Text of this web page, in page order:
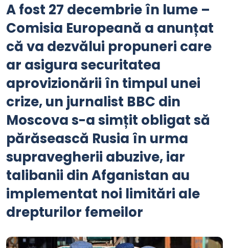
A fost 27 decembrie în lume –
Comisia Europeană a anunțat
că va dezvălui propuneri care
ar asigura securitatea
aprovizionării în timpul unei
crize, un jurnalist BBC din
Moscova s-a simțit obligat să
părăsească Rusia în urma
supravegherii abuzive, iar
talibanii din Afganistan au
implementat noi limitări ale
drepturilor femeilor